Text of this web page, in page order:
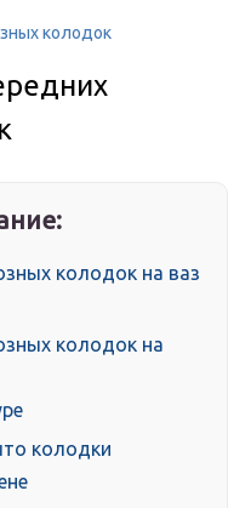
колодок
колодок на ваз
колодок на
колодки